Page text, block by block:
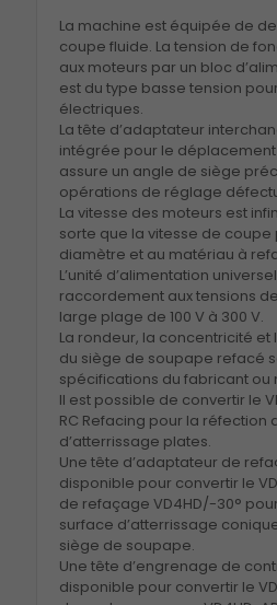
La machine est équipée de
coupe fluide. La tension de
aux moteurs par un bloc
est du type basse tension
électriques.
La tête d’adaptateur
intégrée pour le déplacement
assure un angle de siège
opérations de réglage
La vitesse des moteurs est
sorte que la vitesse de
diamètre et au matériau à
L’unité d’alimentation
raccordement aux tensions
large plage de 100 V à 300 V.
La rondeur, la concentricité et
du siège de soupape refacé
spécifications du fabricant ou
Il est possible de convertir le
RC Refacing pour la réfection
d’atterrissage plates.
Une tête d’adaptateur de
disponible pour convertir le
de refaçage VD4HD/-30°
surface d’atterrissage
siège de soupape.
Une tête d’engrenage de
disponible pour convertir le